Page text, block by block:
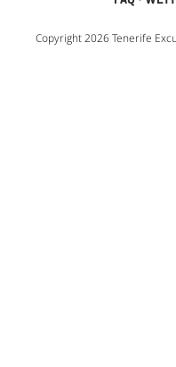
Copyright 2026 Tenerife